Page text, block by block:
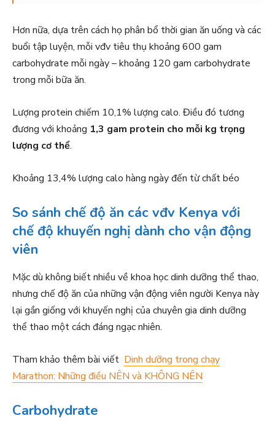
Hơn nữa, dựa trên cách họ phân bổ thời gian ăn uống và các
buổi tập luyện, mỗi vđv tiêu thụ khoảng 600 gam
carbohydrate mỗi ngày – khoảng 120 gam carbohydrate
trong mỗi bữa ăn.
Lượng protein chiếm 10,1% lượng calo. Điều đó tương
đương với khoảng 1,3 gam protein cho mỗi kg trọng
lượng cơ thể.
Khoảng 13,4% lượng calo hàng ngày đến từ chất béo
So sánh chế độ ăn các vđv Kenya với
chế độ khuyến nghị dành cho vận động
viên
Mặc dù không biết nhiều về khoa học dinh dưỡng thể thao,
nhưng chế độ ăn của những vận động viên người Kenya này
lại gần giống với khuyến nghị của chuyên gia dinh dưỡng
thể thao một cách đáng ngạc nhiên.
Tham khảo thêm bài viết Dinh dưỡng trong chạy
Marathon: Những điều NÊN và KHÔNG NÊN
Carbohydrate